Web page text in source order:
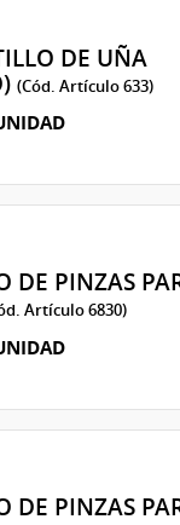
DE UÑA
(Cód. Artículo 633)
DE PINZAS
Artículo 6830)
DE PINZAS